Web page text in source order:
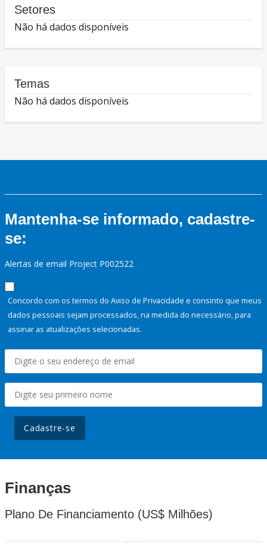
Setores
Não há dados disponíveis
Temas
Não há dados disponíveis
Mantenha-se informado, cadastre-
se:
Alertas de email Project P002522
Concordo com os termos do Aviso de Privacidade e consinto que meus
dados pessoais sejam processados, na medida do necessário, para
assinar as atualizações selecionadas.
Cadastre-se
Finanças
Plano De Financiamento (US$ Milhões)